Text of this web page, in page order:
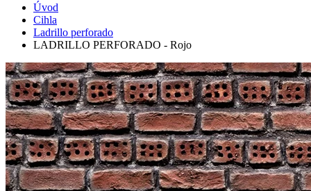
Úvod
Cihla
Ladrillo perforado
LADRILLO PERFORADO - Rojo